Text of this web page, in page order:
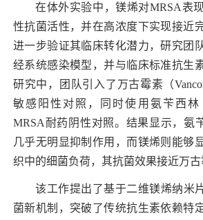
在体外实验中，镁烯对MRSA表
性抗菌活性，并在高浓度下实现接近
进一步验证其临床转化潜力，研究团
经系统感染模型，并与临床标准抗生
研究中，团队引入了万古霉素（
敏感阳性对照，同时使用氨苄西林
MRSA 耐药阴性对照。结果显示，氨
几乎无明显抑制作用，而镁烯则能够
织中的细菌负荷，其抗菌效果接近万古
该工作提出了基于二维镁烯纳米
菌新机制，突破了传统抗生素依赖特